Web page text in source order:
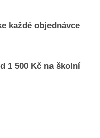
každé objednávce
1 500 Kč na školní